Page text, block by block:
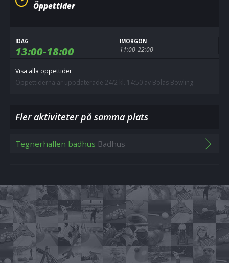
Öppettider
IDAG
13:00-18:00
IMORGON
11:00-22:00
Visa alla öppettider
Öppettiderna är uppdaterade 24/2 kl. 14:50 av Bölas Bowling
Fler aktiviteter på samma plats
Tegnerhallen badhus Badhus